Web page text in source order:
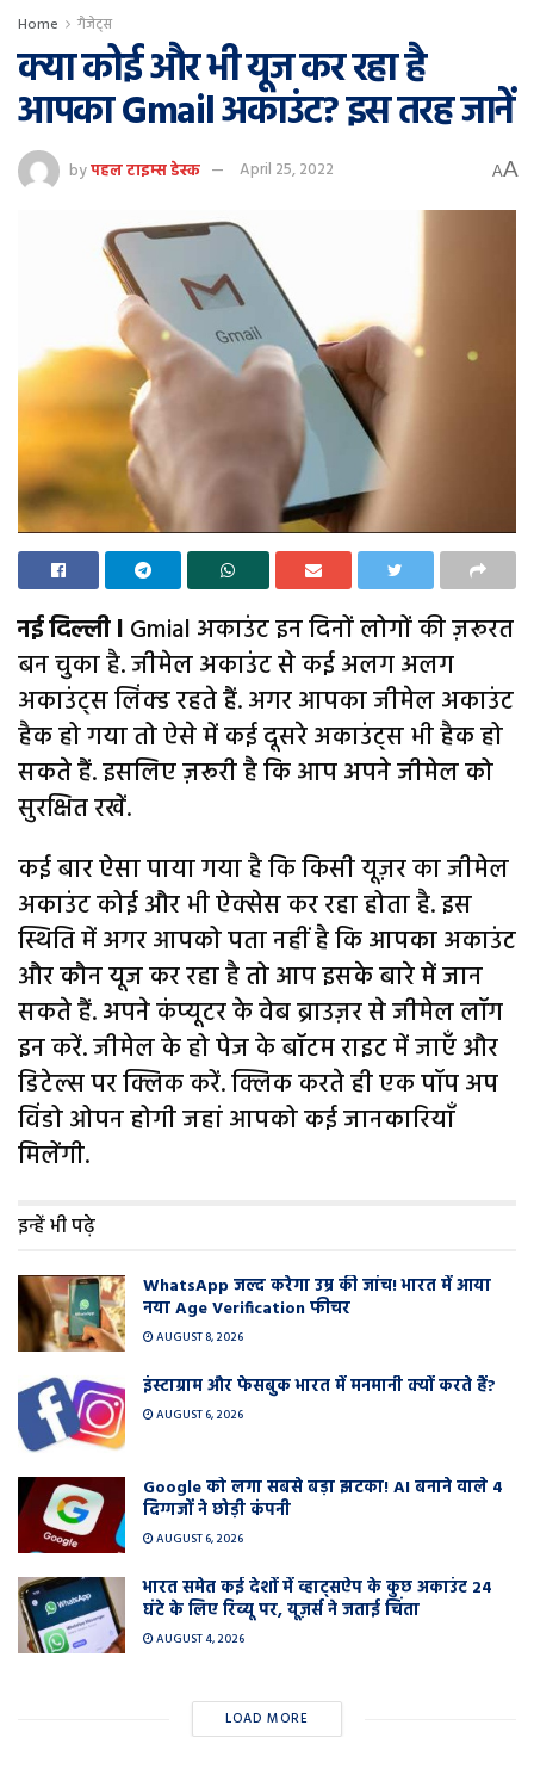
Home गैजेट्स
क्या कोई और भी यूज कर रहा है
आपका Gmail अकाउंट? इस तरह जानें
byपहल टाइम्स डेस्क April 25, 2022 AA
नई दिल्ली l Gmial अकाउंट इन दिनों लोगों की ज़रूरत
बन चुका है. जीमेल अकाउंट से कई अलग अलग
अकाउंट्स लिंक्ड रहते हैं. अगर आपका जीमेल अकाउंट
हैक हो गया तो ऐसे में कई दूसरे अकाउंट्स भी हैक हो
सकते हैं. इसलिए ज़रूरी है कि आप अपने जीमेल को
सुरक्षित रखें.
कई बार ऐसा पाया गया है कि किसी यूज़र का जीमेल
अकाउंट कोई और भी ऐक्सेस कर रहा होता है. इस
स्थिति में अगर आपको पता नहीं है कि आपका अकाउंट
और कौन यूज कर रहा है तो आप इसके बारे में जान
सकते हैं. अपने कंप्यूटर के वेब ब्राउज़र से जीमेल लॉग
इन करें. जीमेल के हो पेज के बॉटम राइट में जाएँ और
डिटेल्स पर क्लिक करें. क्लिक करते ही एक पॉप अप
विंडो ओपन होगी जहां आपको कई जानकारियाँ
मिलेंगी.
इन्हें भी पढ़े
WhatsApp जल्द करेगा उम्र की जांच! भारत में आया
नया Age Verification फीचर
AUGUST 8, 2026
इंस्टाग्राम और फेसबुक भारत में मनमानी क्यों करते हैं?
AUGUST 6, 2026
Google को लगा सबसे बड़ा झटका! AI बनाने वाले 4
दिग्गजों ने छोड़ी कंपनी
AUGUST 6, 2026
भारत समेत कई देशों में व्हाट्सऐप के कुछ अकाउंट 24
घंटे के लिए रिव्यू पर, यूज़र्स ने जताई चिंता
AUGUST 4, 2026
LOAD MORE